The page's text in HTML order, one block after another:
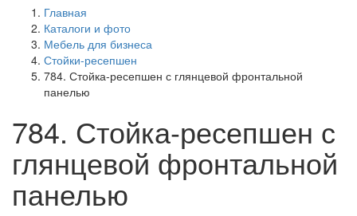
Главная
Каталоги и фото
Мебель для бизнеса
Стойки-ресепшен
784. Стойка-ресепшен с глянцевой фронтальной
панелью
784. Стойка-ресепшен с
глянцевой фронтальной
панелью